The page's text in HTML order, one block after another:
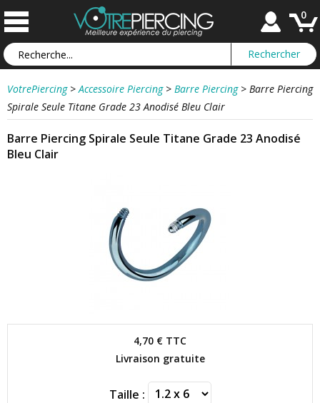
0
VotrePiercing > Accessoire Piercing > Barre Piercing > Barre Piercing
Spirale Seule Titane Grade 23 Anodisé Bleu Clair
Barre Piercing Spirale Seule Titane Grade 23 Anodisé
Bleu Clair
4,70 € TTC
Livraison gratuite
Taille :